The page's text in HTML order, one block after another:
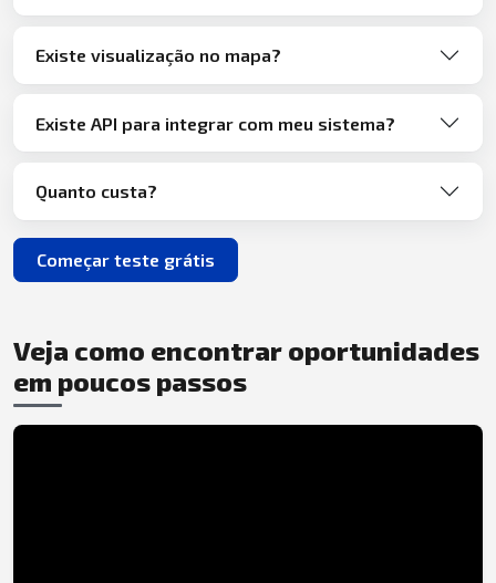
Existe visualização no mapa?
Existe API para integrar com meu sistema?
Quanto custa?
Começar teste grátis
Veja como encontrar oportunidades
em poucos passos